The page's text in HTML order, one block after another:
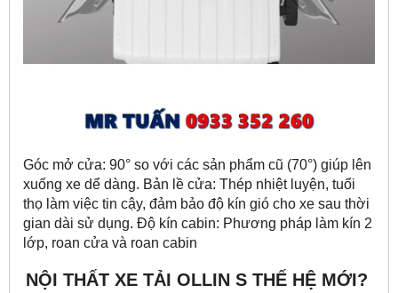
Góc mở cửa: 90° so với các sản phẩm cũ (70°) giúp lên
xuống xe dể dàng. Bản lề cửa: Thép nhiệt luyện, tuổi
thọ làm việc tin cậy, đảm bảo độ kín gió cho xe sau thời
gian dài sử dụng. Độ kín cabin: Phương pháp làm kín 2
lớp, roan cửa và roan cabin
NỘI THẤT XE TẢI OLLIN S THẾ HỆ MỚI?